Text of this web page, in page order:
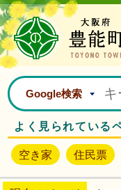
Google検索
よく見られている
空き家 住民票